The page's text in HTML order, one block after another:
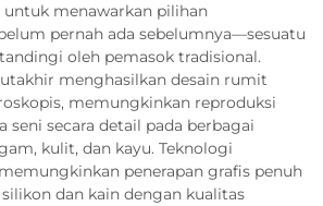
menawarkan pilihan
pernah ada sebelumnya—sesuatu
oleh pemasok tradisional.
menghasilkan desain rumit
memungkinkan reproduksi
seni secara detail pada berbagai
kulit, dan kayu. Teknologi
penerapan grafis penuh
dan kain dengan kualitas